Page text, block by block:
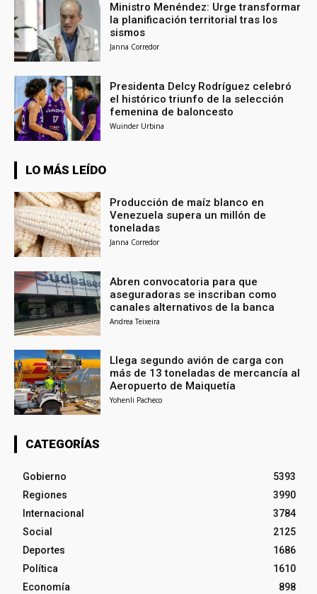
Ministro Menéndez: Urge transformar
la planificación territorial tras los
sismos
Janna Corredor
Presidenta Delcy Rodríguez celebró
el histórico triunfo de la selección
femenina de baloncesto
Wuinder Urbina
LO MÁS LEÍDO
Producción de maíz blanco en
Venezuela supera un millón de
toneladas
Janna Corredor
Abren convocatoria para que
aseguradoras se inscriban como
canales alternativos de la banca
Andrea Teixeira
Llega segundo avión de carga con
más de 13 toneladas de mercancía al
Aeropuerto de Maiquetía
Yohenli Pacheco
CATEGORÍAS
Gobierno
5393
Regiones
3990
Internacional
3784
Social
2125
Deportes
1686
Política
1610
Economía
898